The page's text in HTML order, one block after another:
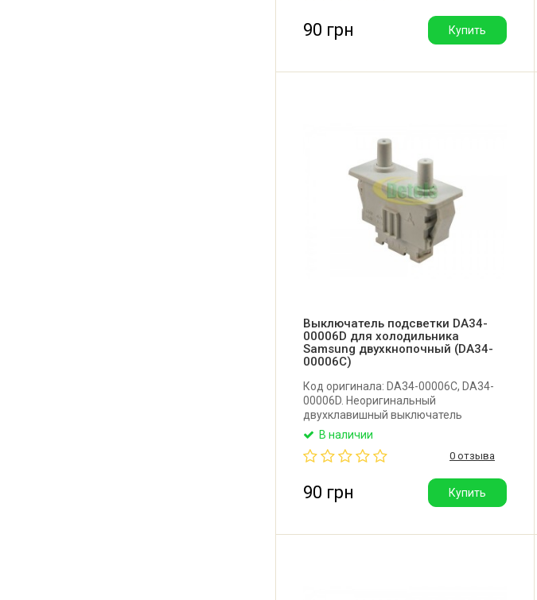
90 грн Купить
Выключатель подсветки DA34-
00006D для холодильника
Samsung двухкнопочный (DA34-
00006C)
Код оригинала: DA34-00006C, DA34-
00006D. Неоригинальный
двухклавишный выключатель
подсветки для холодильника
Samsung. Подключение: 4 контакта.
Производитель: Китай.
В наличии
0 отзыва
90 грн Купить